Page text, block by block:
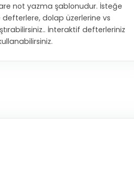
not yazma şablonudur. İsteğe
defterlere, dolap üzerlerine vs
İnteraktif defterleriniz